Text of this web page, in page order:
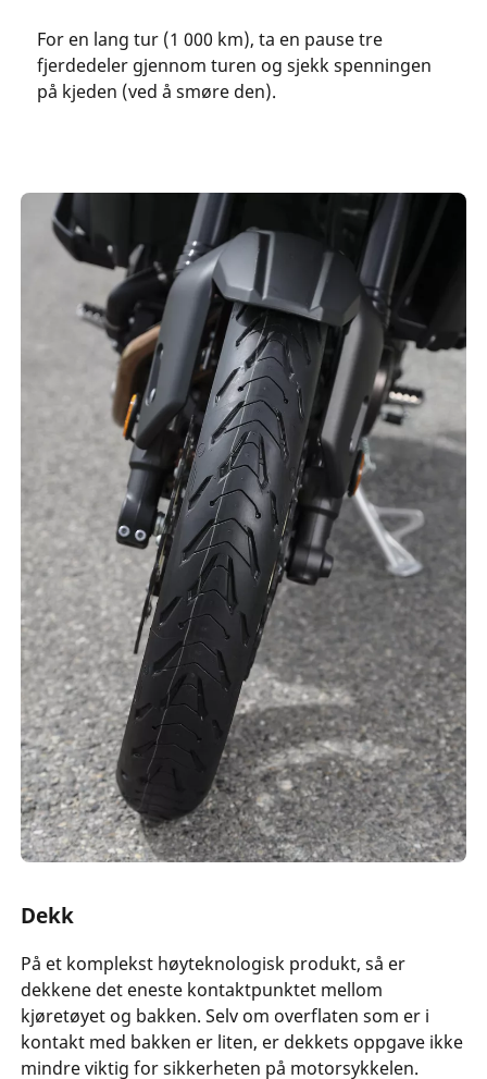
For en lang tur (1 000 km), ta en pause tre
fjerdedeler gjennom turen og sjekk spenningen
på kjeden (ved å smøre den).
Dekk
På et komplekst høyteknologisk produkt, så er
dekkene det eneste kontaktpunktet mellom
kjøretøyet og bakken. Selv om overflaten som er i
kontakt med bakken er liten, er dekkets oppgave ikke
mindre viktig for sikkerheten på motorsykkelen.